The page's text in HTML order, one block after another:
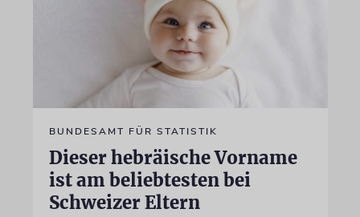
BUNDESAMT FÜR STATISTIK
Dieser hebräische Vorname
ist am beliebtesten bei
Schweizer Eltern